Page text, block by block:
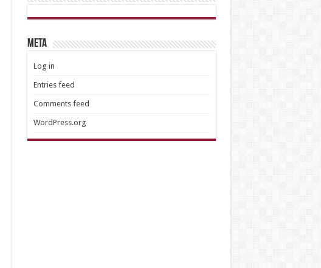
META
Log in
Entries feed
Comments feed
WordPress.org